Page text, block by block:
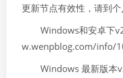
更新节点有效性，请到个
Windows和安卓下
w.wenpblog.com/info/
Windows 最新版本